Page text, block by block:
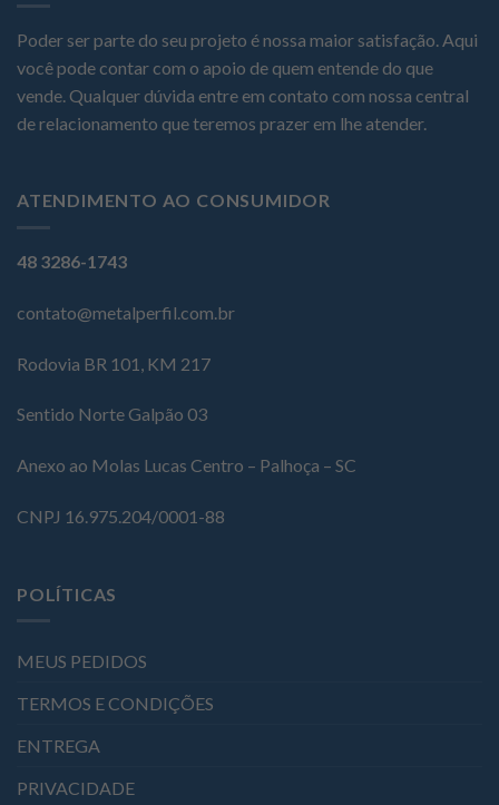
Poder ser parte do seu projeto é nossa maior satisfação. Aqui
você pode contar com o apoio de quem entende do que
vende. Qualquer dúvida entre em contato com nossa central
de relacionamento que teremos prazer em lhe atender.
ATENDIMENTO AO CONSUMIDOR
48 3286-1743
contato@metalperfil.com.br
Rodovia BR 101, KM 217
Sentido Norte Galpão 03
Anexo ao Molas Lucas Centro – Palhoça – SC
CNPJ 16.975.204/0001-88
POLÍTICAS
MEUS PEDIDOS
TERMOS E CONDIÇÕES
ENTREGA
PRIVACIDADE